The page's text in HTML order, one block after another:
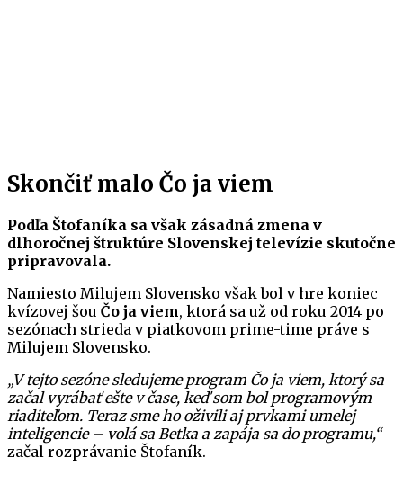
Skončiť malo Čo ja viem
Podľa Štofaníka sa však zásadná zmena v
dlhoročnej štruktúre Slovenskej televízie skutočne
pripravovala.
Namiesto Milujem Slovensko však bol v hre koniec
kvízovej šou Čo ja viem, ktorá sa už od roku 2014 po
sezónach strieda v piatkovom prime-time práve s
Milujem Slovensko.
„V tejto sezóne sledujeme program Čo ja viem, ktorý sa
začal vyrábať ešte v čase, keď som bol programovým
riaditeľom. Teraz sme ho oživili aj prvkami umelej
inteligencie – volá sa Betka a zapája sa do programu,“
začal rozprávanie Štofaník.